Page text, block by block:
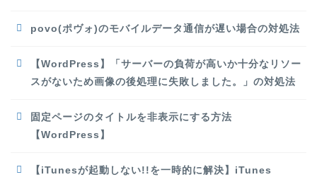
povo(ポヴォ)のモバイルデータ通信が遅い場合の対処法
【WordPress】「サーバーの負荷が高いか十分なリソー
スがないため画像の後処理に失敗しました。」の対処法
固定ページのタイトルを非表示にする方法
【WordPress】
【iTunesが起動しない!!を一時的に解決】iTunes